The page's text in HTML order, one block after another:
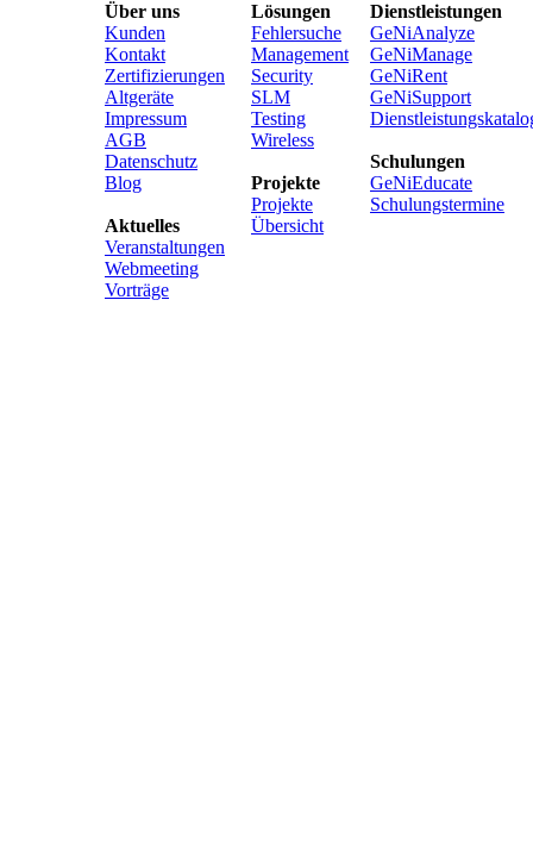
Über uns
Kunden
Kontakt
Zertifizierungen
Altgeräte
Impressum
AGB
Datenschutz
Blog
Aktuelles
Veranstaltungen
Webmeeting
Vorträge
Lösungen
Fehlersuche
Management
Security
SLM
Testing
Wireless
Projekte
Projekte
Übersicht
Dienstleistungen
GeNiAnalyze
GeNiManage
GeNiRent
GeNiSupport
Schulungen
GeNiEducate
Schulungstermine